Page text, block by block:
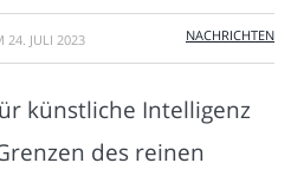
24. JULI 2023 NACHRICHTEN
künstliche Intelligenz
des reinen